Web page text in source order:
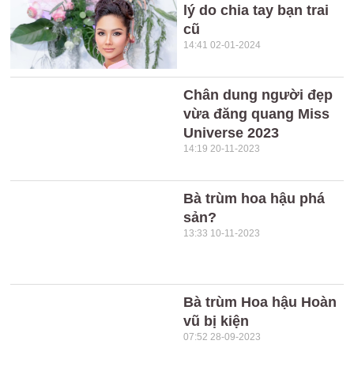
lý do chia tay bạn trai
cũ
14:41 02-01-2024
Chân dung người đẹp
vừa đăng quang Miss
Universe 2023
14:19 20-11-2023
Bà trùm hoa hậu phá
sản?
13:33 10-11-2023
Bà trùm Hoa hậu Hoàn
vũ bị kiện
07:52 28-09-2023